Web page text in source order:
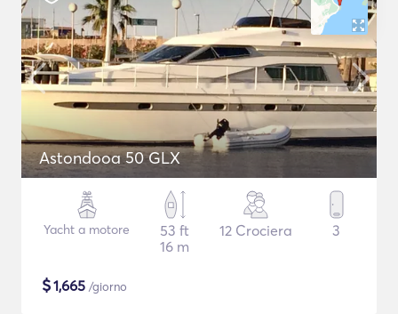
Astondooa 50 GLX
Yacht a motore
53 ft
16 m
12 Crociera 3
$1,665 /giorno